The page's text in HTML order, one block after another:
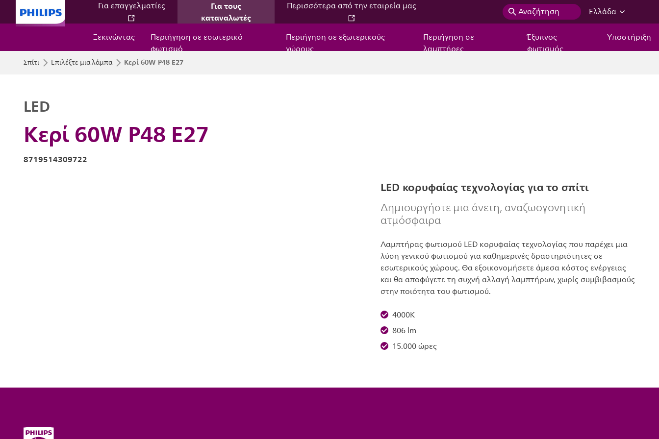
Για επαγγελματίες
Για τους
καταναλωτές
Περισσότερα από την εταιρεία μας Αναζήτηση
Ελλάδα
Ξεκινώντας
Περιήγηση σε εσωτερικό
φωτισμό
Περιήγηση σε εξωτερικούς
χώρους
Περιήγηση σε
λαμπτήρες
Έξυπνος
φωτισμός
Υποστήριξη
Σπίτι Επιλέξτε μια λάμπα Κερί 60W P48 E27
Κερί 60W P48 E27
LED
8719514309722
LED κορυφαίας τεχνολογίας για το σπίτι
Δημιουργήστε μια άνετη, αναζωογονητική
ατμόσφαιρα
Λαμπτήρας φωτισμού LED κορυφαίας τεχνολογίας που παρέχει μια
λύση γενικού φωτισμού για καθημερινές δραστηριότητες σε
εσωτερικούς χώρους. Θα εξοικονομήσετε άμεσα κόστος ενέργειας
και θα αποφύγετε τη συχνή αλλαγή λαμπτήρων, χωρίς συμβιβασμούς
στην ποιότητα του φωτισμού.
4000K
806 lm
15.000 ώρες